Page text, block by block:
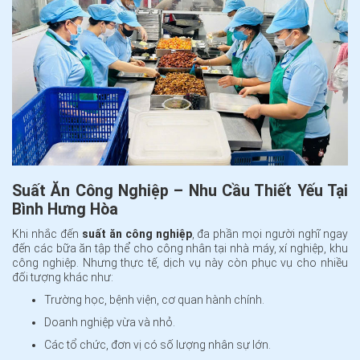
Suất Ăn Công Nghiệp – Nhu Cầu Thiết Yếu Tại
Bình Hưng Hòa
Khi nhắc đến suất ăn công nghiệp, đa phần mọi người nghĩ ngay
đến các bữa ăn tập thể cho công nhân tại nhà máy, xí nghiệp, khu
công nghiệp. Nhưng thực tế, dịch vụ này còn phục vụ cho nhiều
đối tượng khác như:
Trường học, bệnh viện, cơ quan hành chính.
Doanh nghiệp vừa và nhỏ.
Các tổ chức, đơn vị có số lượng nhân sự lớn.